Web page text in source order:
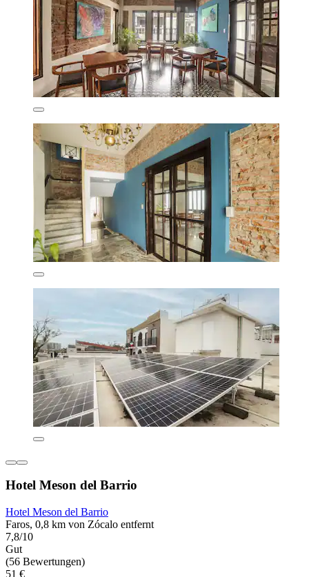
Hotel Meson del Barrio
Hotel Meson del Barrio
Faros, 0,8 km von Zócalo entfernt
7,8/10
Gut
(56 Bewertungen)
51 €